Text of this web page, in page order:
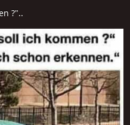
?"..